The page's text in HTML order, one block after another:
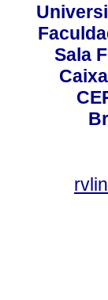
Sala